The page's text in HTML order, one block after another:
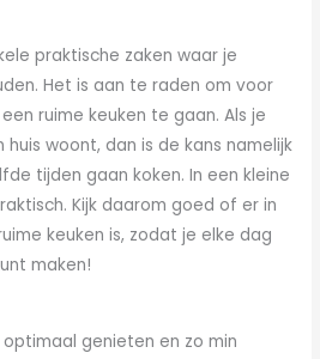
praktische zaken waar je
Het is aan te raden om voor
ruime keuken te gaan. Als je
woont, dan is de kans namelijk
tijden gaan koken. In een kleine
Kijk daarom goed of er in
keuken is, zodat je elke dag
maken!
genieten en zo min